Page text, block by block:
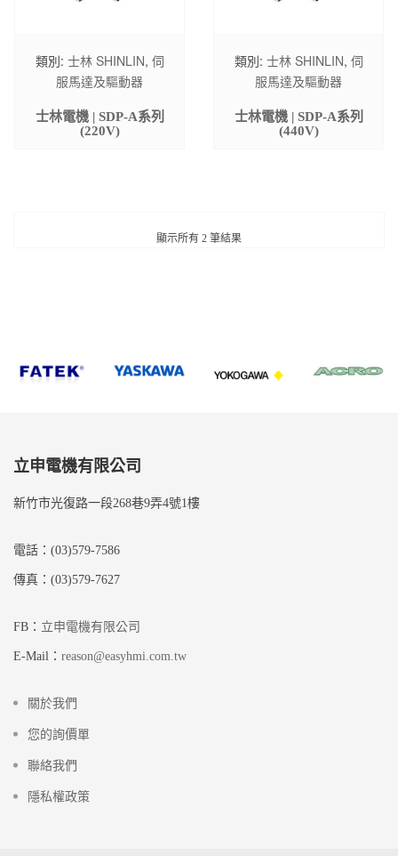
類別: 士林 SHINLIN, 伺
服馬達及驅動器
士林電機 | SDP-A系列
(220V)
類別: 士林 SHINLIN, 伺
服馬達及驅動器
士林電機 | SDP-A系列
(440V)
顯示所有 2 筆結果
立申電機有限公司
新竹市光復路一段268巷9弄4號1樓
電話：(03)579-7586
傳真：(03)579-7627
FB： 立申電機有限公司
E-Mail： reason@easyhmi.com.tw
關於我們
您的詢價單
聯絡我們
隱私權政策